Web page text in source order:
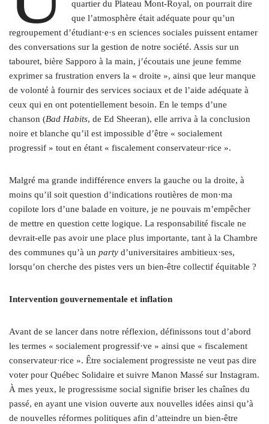
quartier du Plateau Mont-Royal, on pourrait dire
que l’atmosphère était adéquate pour qu’un
regroupement d’étudiant·e·s en sciences sociales puissent entamer
des conversations sur la gestion de notre société. Assis sur un
tabouret, bière Sapporo à la main, j’écoutais une jeune femme
exprimer sa frustration envers la « droite », ainsi que leur manque
de volonté à fournir des services sociaux et de l’aide adéquate à
ceux qui en ont potentiellement besoin. En le temps d’une
chanson (Bad Habits, de Ed Sheeran), elle arriva à la conclusion
noire et blanche qu’il est impossible d’être « socialement
progressif » tout en étant « fiscalement conservateur·rice ».
Malgré ma grande indifférence envers la gauche ou la droite, à
moins qu’il soit question d’indications routières de mon·ma
copilote lors d’une balade en voiture, je ne pouvais m’empêcher
de mettre en question cette logique. La responsabilité fiscale ne
devrait-elle pas avoir une place plus importante, tant à la Chambre
des communes qu’à un party d’universitaires ambitieux·ses,
lorsqu’on cherche des pistes vers un bien-être collectif équitable ?
Intervention gouvernementale et inflation
Avant de se lancer dans notre réflexion, définissons tout d’abord
les termes « socialement progressif·ve » ainsi que « fiscalement
conservateur·rice ». Être socialement progressiste ne veut pas dire
voter pour Québec Solidaire et suivre Manon Massé sur Instagram.
À mes yeux, le progressisme social signifie briser les chaînes du
passé, en ayant une vision ouverte aux nouvelles idées ainsi qu’à
de nouvelles réformes politiques afin d’atteindre un bien-être